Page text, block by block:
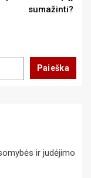
sumažinti?
Paieška
ir judėjimo